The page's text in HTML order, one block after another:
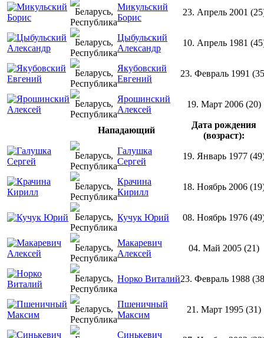
Микульский
Борис
23. Апрель 2001
Цыбульский
Александр
10. Апрель 1981
Якубовский
Евгений
23. Февраль 1991
Ярошинский
Алексей
19. Март 2006 (20)
Нападающий
Дата рождения
(возраст):
Галушка
Сергей
19. Январь 1977
Крачина
Кирилл
18. Ноябрь 2006
Кучук Юрий 08. Ноябрь 1976
Макаревич
Алексей
04. Май 2005 (21)
Норко Виталий23. Февраль 1988
Пшеничный
Максим
21. Март 1995 (31)
Синькевич